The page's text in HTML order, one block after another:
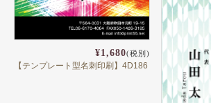
¥1,680(税別)
【テンプレート型名刺印刷】4D186